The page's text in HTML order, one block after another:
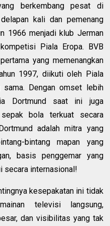
berkembang pesat di
kali dan pemenang
1966 menjadi klub Jerman
Piala Eropa. BVB
yang memenangkan
1997, diikuti oleh Piala
sama. Dengan omset lebih
Dortmund saat ini juga
bola terkuat secara
adalah mitra yang
bintang mapan yang
basis penggemar yang
secara internasional!
kesepakatan ini tidak
televisi langsung,
dan visibilitas yang tak